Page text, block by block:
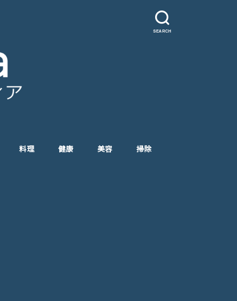
SEARCH
料理 健康 美容 掃除